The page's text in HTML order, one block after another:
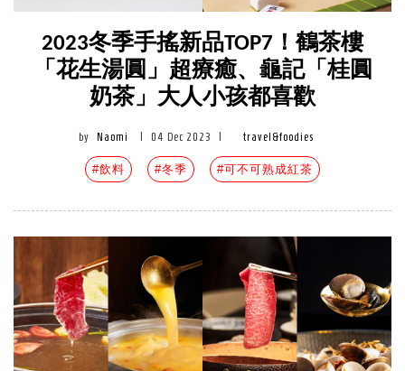
2023冬季手搖新品TOP7！鶴茶樓
「花生湯圓」超療癒、龜記「桂圓
奶茶」大人小孩都喜歡
by Naomi 04 Dec 2023 travel&foodies
#飲料 #冬季 #可不可熟成紅茶